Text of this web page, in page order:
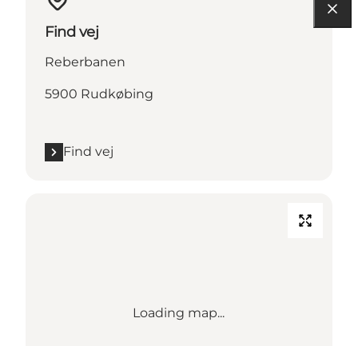
Find vej
Reberbanen
5900 Rudkøbing
Find vej
Loading map...